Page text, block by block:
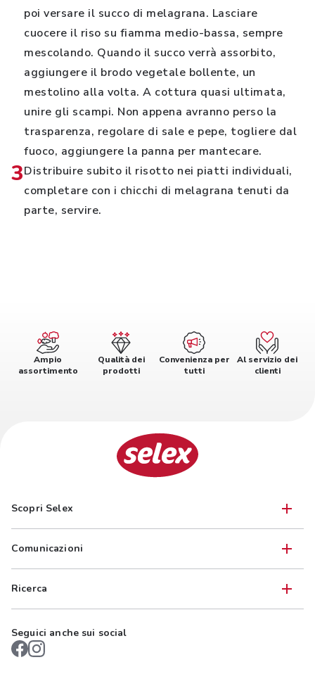
poi versare il succo di melagrana. Lasciare
cuocere il riso su fiamma medio-bassa, sempre
mescolando. Quando il succo verrà assorbito,
aggiungere il brodo vegetale bollente, un
mestolino alla volta. A cottura quasi ultimata,
unire gli scampi. Non appena avranno perso la
trasparenza, regolare di sale e pepe, togliere dal
fuoco, aggiungere la panna per mantecare.
3Distribuire subito il risotto nei piatti individuali,
completare con i chicchi di melagrana tenuti da
parte, servire.
Ampio
assortimento
Qualità dei
prodotti
Convenienza per
tutti
Al servizio dei
clienti
Scopri Selex
Comunicazioni
Ricerca
Seguici anche sui social